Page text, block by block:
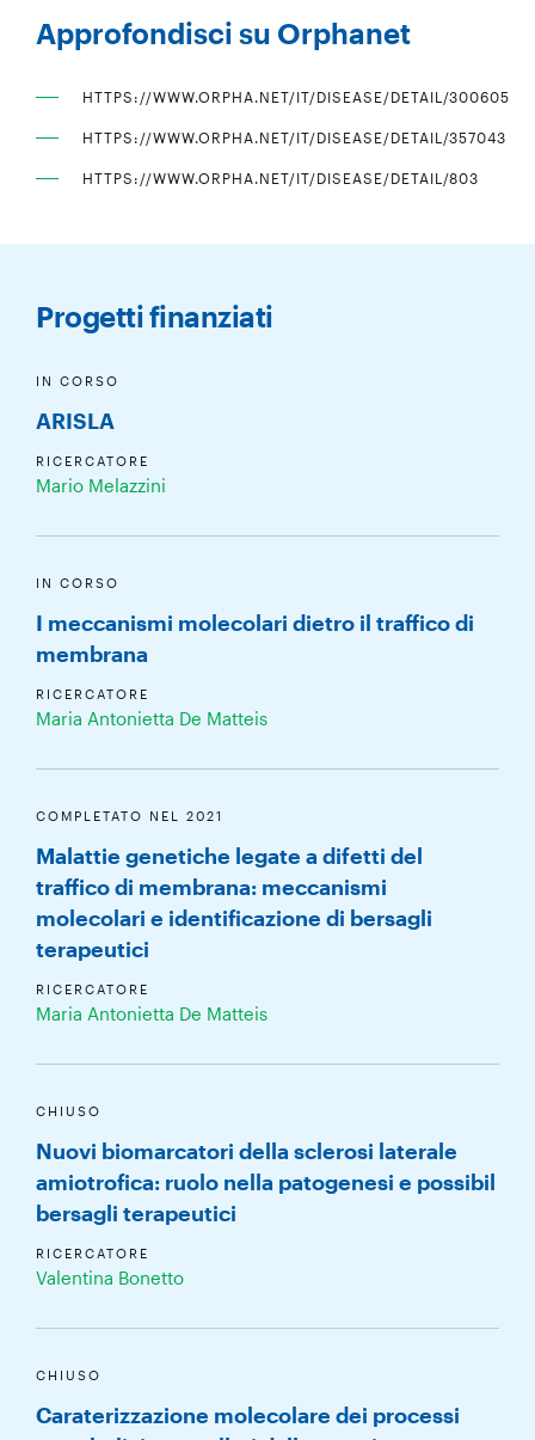
Approfondisci su Orphanet
HTTPS://WWW.ORPHA.NET/IT/DISEASE/DETAIL/300605
HTTPS://WWW.ORPHA.NET/IT/DISEASE/DETAIL/357043
HTTPS://WWW.ORPHA.NET/IT/DISEASE/DETAIL/803
Progetti finanziati
IN CORSO
ARISLA
RICERCATORE
Mario Melazzini
IN CORSO
I meccanismi molecolari dietro il traffico di
membrana
RICERCATORE
Maria Antonietta De Matteis
COMPLETATO NEL 2021
Malattie genetiche legate a difetti del
traffico di membrana: meccanismi
molecolari e identificazione di bersagli
terapeutici
RICERCATORE
Maria Antonietta De Matteis
CHIUSO
Nuovi biomarcatori della sclerosi laterale
amiotrofica: ruolo nella patogenesi e possibil
bersagli terapeutici
RICERCATORE
Valentina Bonetto
CHIUSO
Caraterizzazione molecolare dei processi